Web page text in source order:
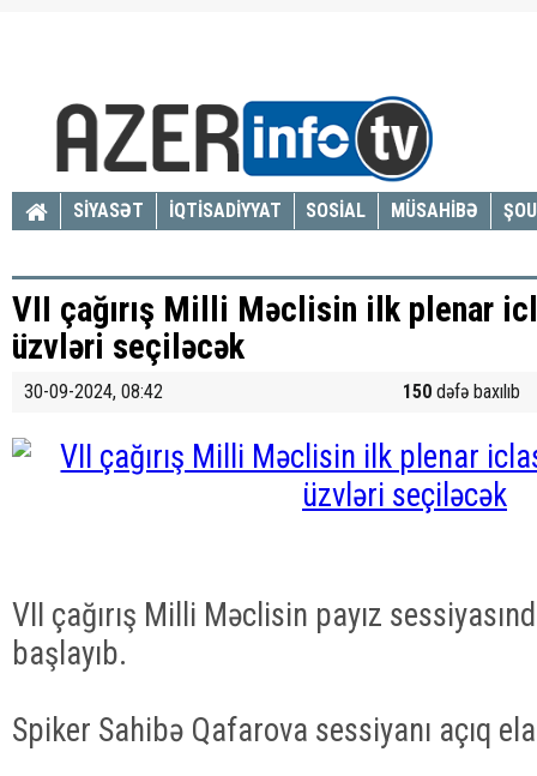
SİYASƏT İQTİSADİYYAT SOSİAL MÜSAHİBƏ
VII çağırış Milli Məclisin ilk plenar
üzvləri seçiləcək
30-09-2024, 08:42 150 dəfə baxılıb
VII çağırış Milli Məclisin payız
başlayıb.
Spiker Sahibə Qafarova sessiyanı açıq